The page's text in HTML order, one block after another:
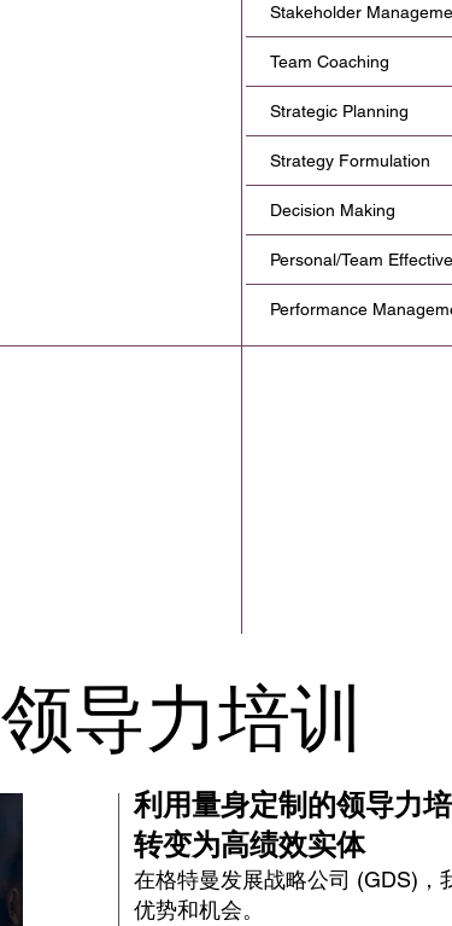
Stakeholder
Team Coaching
Strategic Planning
Strategy Formulation
Decision Making
Personal/Team
Performance
领导力培训
利用量身定制的领导力
转变为高绩效实体
在格特曼发展战略公司 (GDS)，
优势和机会。